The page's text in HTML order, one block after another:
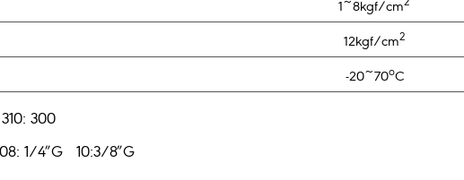
1~8kgf/cm
12kgf/cm2
-20~70oC
300
1/4″G 10:3/8″G